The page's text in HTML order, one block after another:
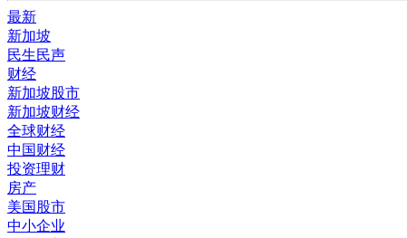
最新
新加坡
民生民声
财经
新加坡股市
新加坡财经
全球财经
中国财经
投资理财
房产
美国股市
中小企业